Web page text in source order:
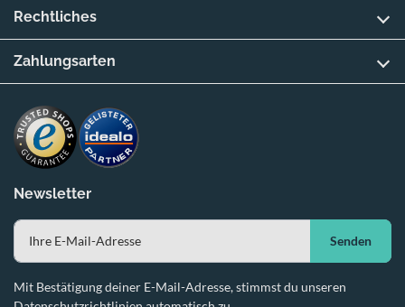
Newsletter
Senden
Mit Bestätigung deiner E-Mail-Adresse, stimmst du unseren
Rechtliches
Zahlungsarten